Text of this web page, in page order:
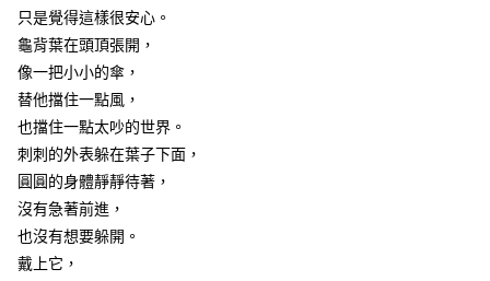
每筆NT$60
宅配
每筆NT$60，滿NT$1,000(含以上)免運費
海外配送
只是覺得這樣很安心。
龜背葉在頭頂張開，
像一把小小的傘，
替他擋住一點風，
也擋住一點太吵的世界。
刺刺的外表躲在葉子下面，
圓圓的身體靜靜待著，
沒有急著前進，
也沒有想要躲開。
戴上它，